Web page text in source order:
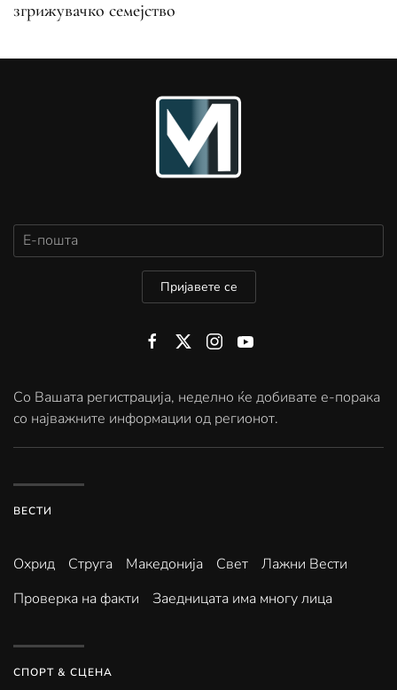
згрижувачко семејство
Пријавете се
Со Вашата регистрација, неделно ќе добивате е-порака
со најважните информации од регионот.
ВЕСТИ
Охрид Струга Македонија Свет
Лажни Вести
Проверка на факти
Заедницата има многу лица
СПОРТ & СЦЕНА